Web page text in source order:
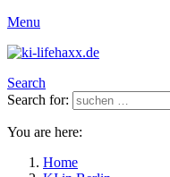
Menu
Search
Search for:
You are here:
Home